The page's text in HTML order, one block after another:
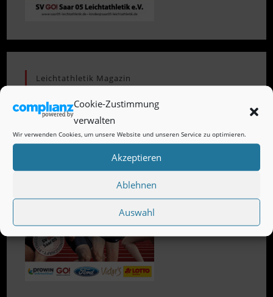
Cookie-Zustimmung
verwalten
Wir verwenden Cookies, um unsere Website und unseren Service zu optimieren.
Akzeptieren
Ablehnen
Auswahl
Leichtathletik Magazin